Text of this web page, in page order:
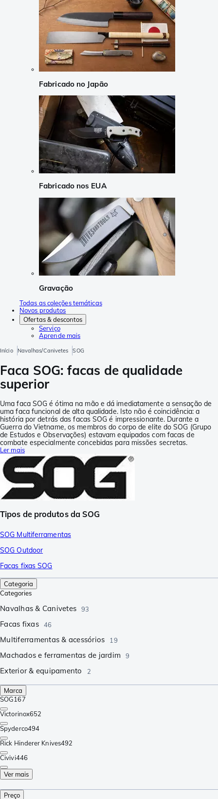
Fabricado no Japão
Fabricado nos EUA
Gravação
Todas as coleções temáticas
Novos produtos
Ofertas & descontos
Serviço
Aprende mais
Início Navalhas/Canivetes SOG
Faca SOG: facas de qualidade
superior
Uma faca SOG é ótima na mão e dá imediatamente a sensação de
uma faca funcional de alta qualidade. Isto não é coincidência: a
história por detrás das facas SOG é impressionante. Durante a
Guerra do Vietname, os membros do corpo de elite do SOG (Grupo
de Estudos e Observações) estavam equipados com facas de
combate especialmente concebidas para missões secretas.
Ler mais
Tipos de produtos da SOG
SOG Multiferramentas
SOG Outdoor
Facas fixas SOG
Categoria
Categories
Navalhas & Canivetes 93
Facas fixas 46
Multiferramentas & acessórios 19
Machados e ferramentas de jardim 9
Exterior & equipamento 2
Marca
SOG167
Victorinox652
Spyderco494
Rick Hinderer Knives492
Civivi446
Ver mais
Preço